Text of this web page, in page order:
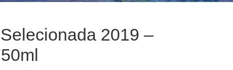
2019 –